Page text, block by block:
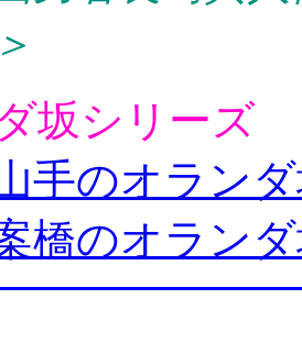
坂シリーズ
手のオラン
橋のオラン